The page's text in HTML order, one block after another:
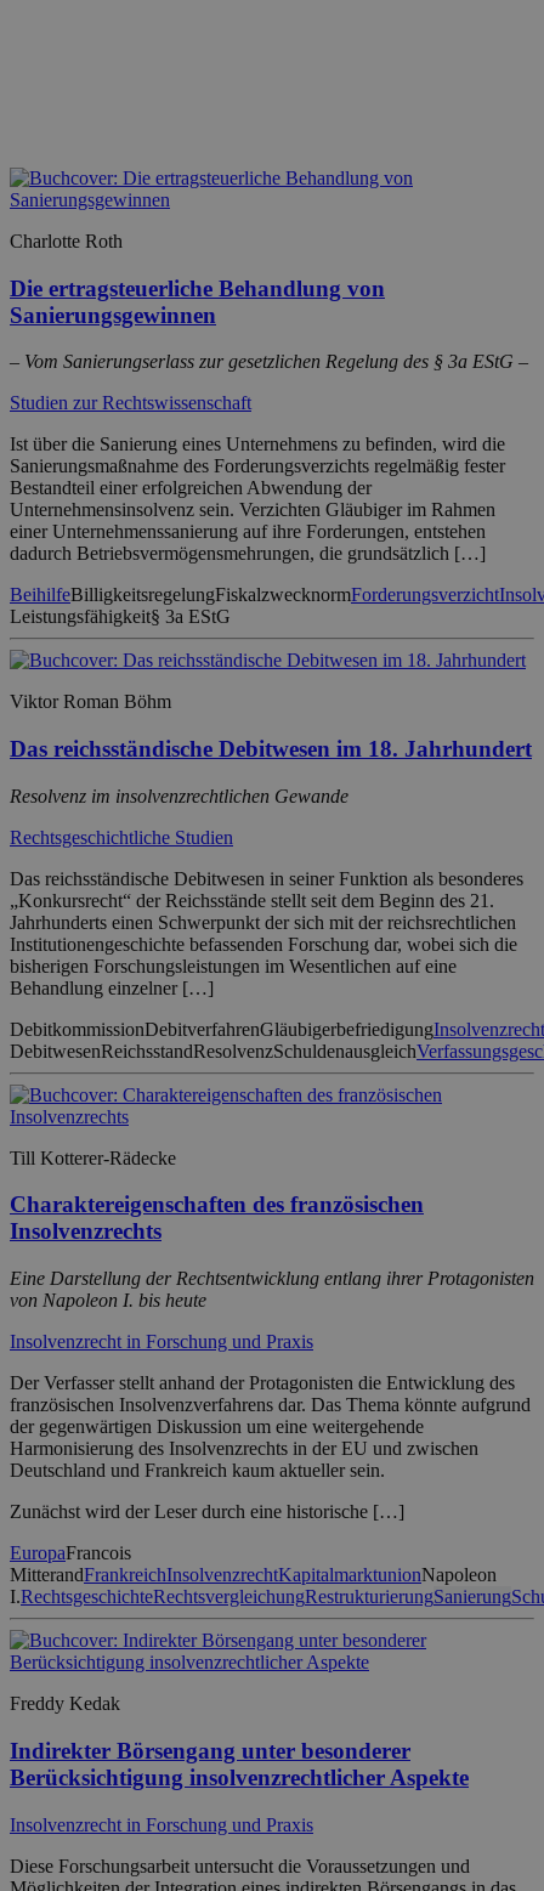
Charlotte Roth
Die ertragsteuerliche Behandlung von
Sanierungsgewinnen
– Vom Sanierungserlass zur gesetzlichen Regelung des § 3a EStG –
Studien zur Rechtswissenschaft
Ist über die Sanierung eines Unternehmens zu befinden, wird die
Sanierungsmaßnahme des Forderungsverzichts regelmäßig fester
Bestandteil einer erfolgreichen Abwendung der
Unternehmensinsolvenz sein. Verzichten Gläubiger im Rahmen
einer Unternehmenssanierung auf ihre Forderungen, entstehen
dadurch Betriebsvermögensmehrungen, die grundsätzlich […]
BeihilfeBilligkeitsregelungFiskalzwecknormForderungsverzicht
Leistungsfähigkeit§ 3a EStG
Viktor Roman Böhm
Das reichsständische Debitwesen im 18. Jahrhundert
Resolvenz im insolvenzrechtlichen Gewande
Rechtsgeschichtliche Studien
Das reichsständische Debitwesen in seiner Funktion als besonderes
„Konkursrecht“ der Reichsstände stellt seit dem Beginn des 21.
Jahrhunderts einen Schwerpunkt der sich mit der reichsrechtlichen
Institutionengeschichte befassenden Forschung dar, wobei sich die
bisherigen Forschungsleistungen im Wesentlichen auf eine
Behandlung einzelner […]
DebitkommissionDebitverfahrenGläubigerbefriedigungInsolvenzrecht
DebitwesenReichsstandResolvenzSchuldenausgleich
Till Kotterer-Rädecke
Charaktereigenschaften des französischen
Insolvenzrechts
Eine Darstellung der Rechtsentwicklung entlang ihrer Protagonisten
von Napoleon I. bis heute
Insolvenzrecht in Forschung und Praxis
Der Verfasser stellt anhand der Protagonisten die Entwicklung des
französischen Insolvenzverfahrens dar. Das Thema könnte aufgrund
der gegenwärtigen Diskussion um eine weitergehende
Harmonisierung des Insolvenzrechts in der EU und zwischen
Deutschland und Frankreich kaum aktueller sein.
Zunächst wird der Leser durch eine historische […]
EuropaFrancois
MitterandFrankreichInsolvenzrechtKapitalmarktunionNapoleon
I.RechtsgeschichteRechtsvergleichungRestrukturierungSanierung
Freddy Kedak
Indirekter Börsengang unter besonderer
Berücksichtigung insolvenzrechtlicher Aspekte
Insolvenzrecht in Forschung und Praxis
Diese Forschungsarbeit untersucht die Voraussetzungen und